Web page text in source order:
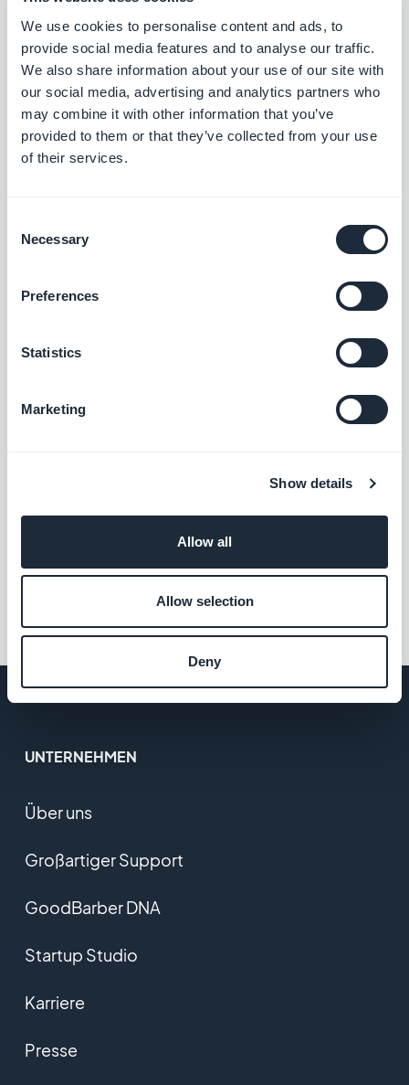
We use cookies to personalise content and ads, to
provide social media features and to analyse our traffic.
We also share information about your use of our site with
our social media, advertising and analytics partners who
may combine it with other information that you’ve
provided to them or that they’ve collected from your use
of their services.
Selection
Necessary
Preferences
Statistics
Marketing
Show details
Allow all
Allow selection
Deny
Jerome Granados, Mittwoch 15 November
2017
Wie kann ich meine iOS-App
mit dem Apple Enterprise
Developer Program außerhalb
des Stores vertreiben?
Push-Benachrichtigungen für
das Web (entmystifiziert)
Ihre Beautiful App
1 2
UNTERNEHMEN
Über uns
Großartiger Support
GoodBarber DNA
Startup Studio
Karriere
Presse